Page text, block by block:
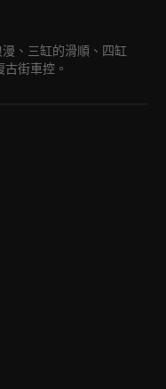
、三缸的滑順、四缸
街車控。